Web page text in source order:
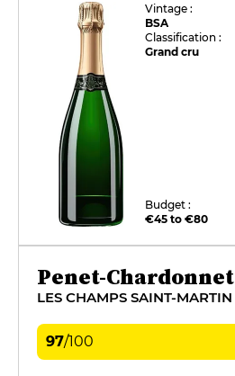
Vintage :
BSA
Classification :
Grand cru
Budget :
€45 to €80
Penet-Chardonnet
LES CHAMPS SAINT-MARTIN
97/100